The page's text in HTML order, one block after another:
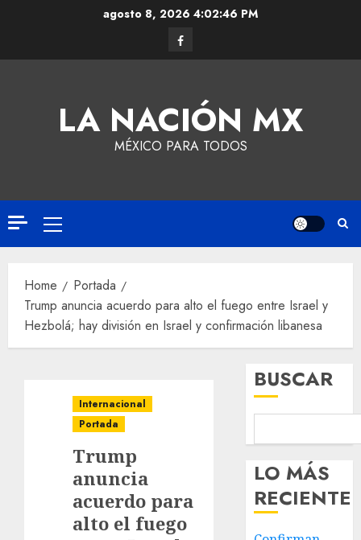
agosto 8, 20264:02:47 PM
LA NACIÓN MX
MÉXICO PARA TODOS
Home
Portada
Trump anuncia acuerdo para alto el fuego entre Israel y
Hezbolá; hay división en Israel y confirmación libanesa
Internacional
Portada
Trump
anuncia
acuerdo para
alto el fuego
BUSCAR
LO MÁS
RECIENTE